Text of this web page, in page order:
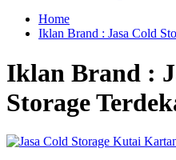
Home
Iklan Brand : Jasa Cold
Iklan Brand :
Storage